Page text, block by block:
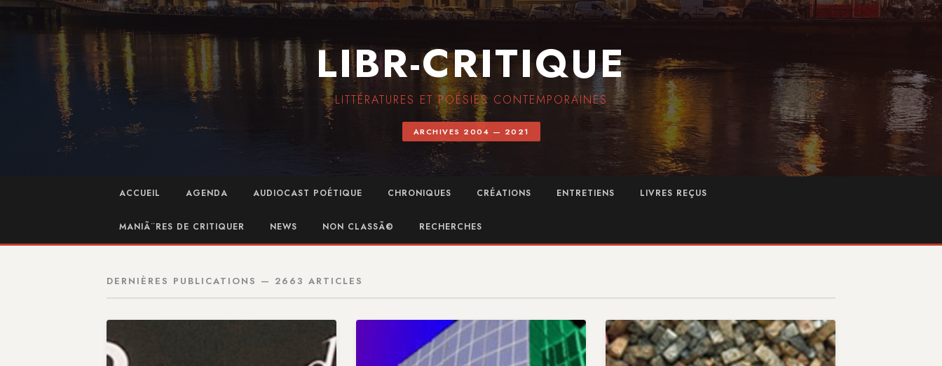
LIBR-CRITIQUE
LITTÉRATURES ET POÉSIES CONTEMPORAINES
ARCHIVES 2004 — 2021
ACCUEIL AGENDA AUDIOCAST POÉTIQUE CHRONIQUES CRÉATIONS ENTRETIENS LIVRES REÇUS
MANIÃ¨RES DE CRITIQUER NEWS NON CLASSÃ© RECHERCHES
DERNIÈRES PUBLICATIONS — 2663 ARTICLES